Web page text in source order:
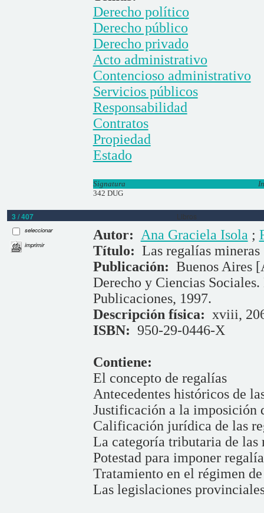
Derecho político
Derecho público
Derecho privado
Acto administrativo
Contencioso administrativo
Servicios públicos
Responsabilidad
Contratos
Propiedad
Estado
Signatura
342 DUG
3 / 407 Libros
seleccionar
imprimir
Autor: Ana Graciela Isola ;
Título: Las regalías mineras
Publicación: Buenos Aires
Derecho y Ciencias
Publicaciones, 1997.
Descripción física: xviii,
ISBN: 950-29-0446-X
Contiene:
El concepto de regalías
Antecedentes históricos de
Justificación a la imposición
Calificación jurídica de las
La categoría tributaria de las
Potestad para imponer
Tratamiento en el régimen
Las legislaciones